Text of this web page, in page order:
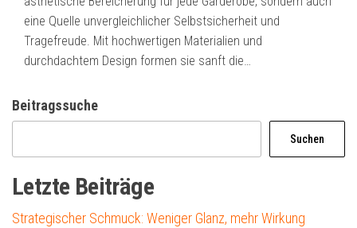
eine Quelle unvergleichlicher Selbstsicherheit und
Tragefreude. Mit hochwertigen Materialien und
durchdachtem Design formen sie sanft die…
Beitragssuche
Suchen
Letzte Beiträge
Strategischer Schmuck: Weniger Glanz, mehr Wirkung